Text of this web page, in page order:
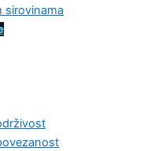
sirovinama